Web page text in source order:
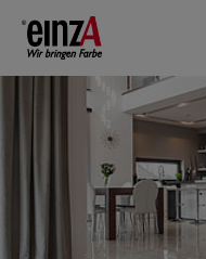
Zum Hauptinhalt springen